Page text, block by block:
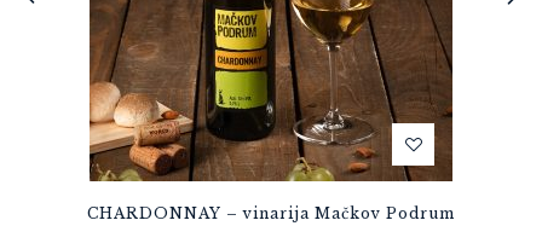
CHARDONNAY – vinarija Mačkov Podrum